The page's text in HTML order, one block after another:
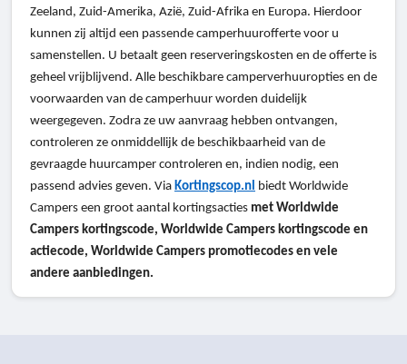
Zeeland, Zuid-Amerika, Azië, Zuid-Afrika en Europa. Hierdoor
kunnen zij altijd een passende camperhuurofferte voor u
samenstellen. U betaalt geen reserveringskosten en de offerte is
geheel vrijblijvend. Alle beschikbare camperverhuuropties en de
voorwaarden van de camperhuur worden duidelijk
weergegeven. Zodra ze uw aanvraag hebben ontvangen,
controleren ze onmiddellijk de beschikbaarheid van de
gevraagde huurcamper controleren en, indien nodig, een
passend advies geven. Via Kortingscop.nl biedt Worldwide
Campers een groot aantal kortingsacties met Worldwide
Campers kortingscode, Worldwide Campers kortingscode en
actiecode, Worldwide Campers promotiecodes en vele
andere aanbiedingen.